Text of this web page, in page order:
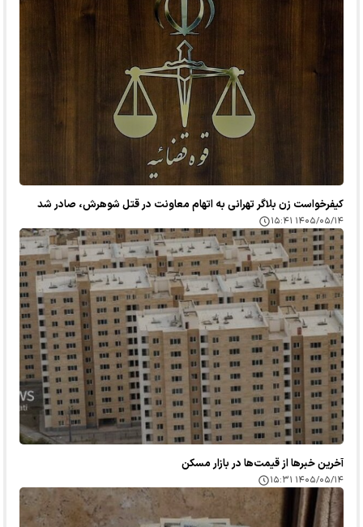
کیفرخواست زن بلاگر تهرانی به اتهام معاونت در قتل شوهرش، صادر شد
۱۴۰۵/۰۵/۱۴ ۱۵:۴۱
آخرین خبر‌ها از قیمت‌ها در بازار مسکن
۱۴۰۵/۰۵/۱۴ ۱۵:۳۱